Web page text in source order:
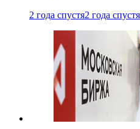
2 года спустя2 года спустя